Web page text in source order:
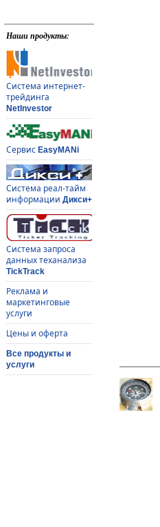
Наши продукты:
Система интернет-
трейдинга
NetInvestor
Сервис EasyMANi
Система реал-тайм
информации Дикси+
Система запроса
данных теханализа
TickTrack
Реклама и
маркетинговые
услуги
Цены и оферта
Все продукты и
услуги